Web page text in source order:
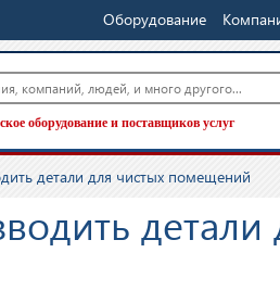
Оборудование
оборудование и поставщиков услуг
детали для чистых помещений
детали